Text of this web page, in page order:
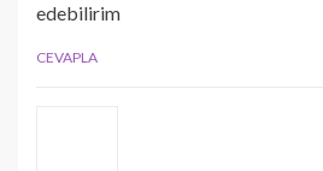
edebilirim
CEVAPLA